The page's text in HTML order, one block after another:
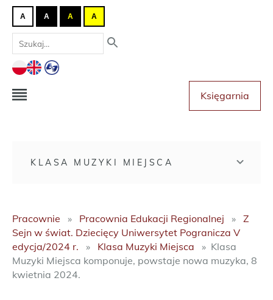
A A A A
Księgarnia
KLASA MUZYKI MIEJSCA
Pracownie Pracownia Edukacji Regionalnej
Z
Sejn w świat. Dziecięcy Uniwersytet Pogranicza V
edycja/2024 r.
Klasa Muzyki Miejsca
Klasa
Muzyki Miejsca komponuje, powstaje nowa muzyka, 8
kwietnia 2024.